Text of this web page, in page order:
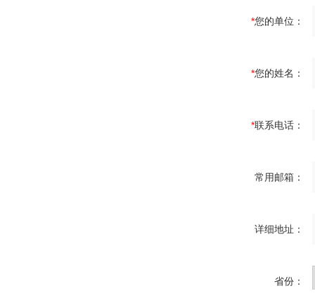
*您的单位：
*您的姓名：
*联系电话：
常用邮箱：
详细地址：
省份：